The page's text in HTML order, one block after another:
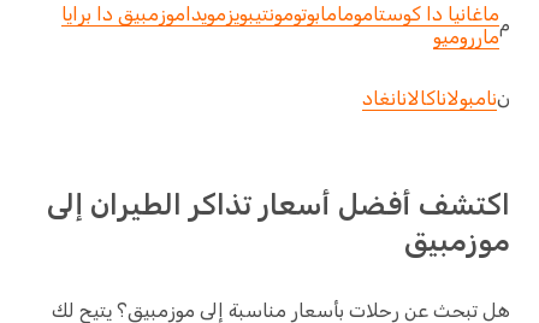
مماغانيا دا كوستامومامابوتومونتيبويزمويداموزمبيق دا برايا
مارروميو
ننامبولاناكالانانغاد
اكتشف أفضل أسعار تذاكر الطيران إلى
موزمبيق
هل تبحث عن رحلات بأسعار مناسبة إلى موزمبيق؟ يتيح لك